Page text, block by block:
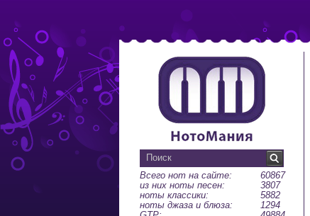
Всего нот на сайте:
60867
из них ноты песен:
3807
ноты классики:
5882
ноты джаза и блюза:
1294